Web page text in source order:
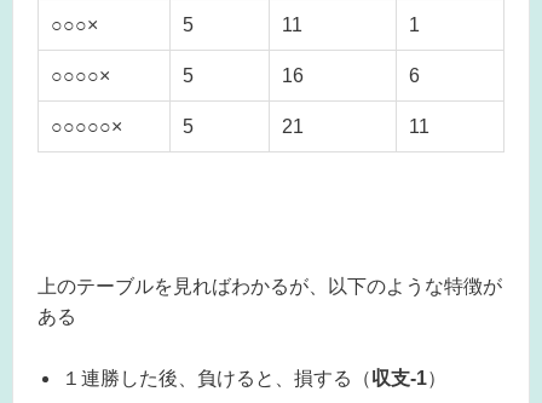
○○○× 5 11 1
○○○○× 5 16 6
○○○○○× 5 21 11
上のテーブルを見ればわかるが、以下のような特徴が
ある
１連勝した後、負けると、損する（収支-1）